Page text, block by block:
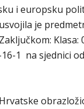
i europsku
je
Klasa:
1 na sjednici